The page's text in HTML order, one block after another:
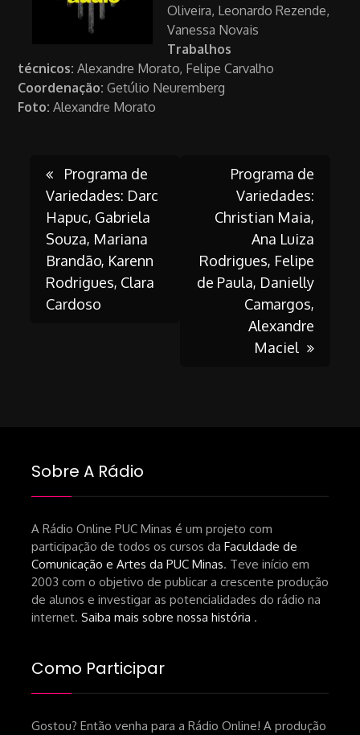
Oliveira, Leonardo Rezende,
Vanessa Novais
Trabalhos
técnicos: Alexandre Morato, Felipe Carvalho
Coordenação: Getúlio Neuremberg
Foto: Alexandre Morato
Post
navigation
Programa de
Variedades: Darc
Hapuc, Gabriela
Souza, Mariana
Brandão, Karenn
Rodrigues, Clara
Cardoso
Programa de
Variedades:
Christian Maia,
Ana Luiza
Rodrigues, Felipe
de Paula, Danielly
Camargos,
Alexandre
Maciel
Sobre A Rádio
A Rádio Online PUC Minas é um projeto com
participação de todos os cursos da Faculdade de
Comunicação e Artes da PUC Minas. Teve início em
2003 com o objetivo de publicar a crescente produção
de alunos e investigar as potencialidades do rádio na
internet. Saiba mais sobre nossa história .
Como Participar
Gostou? Então venha para a Rádio Online! A produção